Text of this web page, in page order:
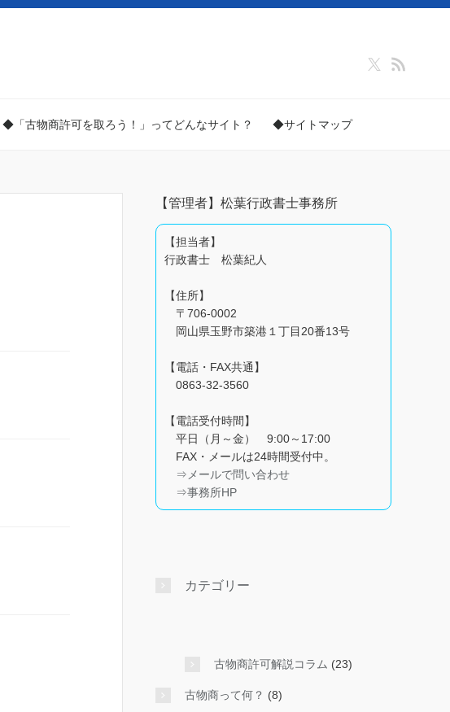
◆「古物商許可を取ろう！」ってどんなサイト？ ◆サイトマップ
【管理者】松葉行政書士事務所
【担当者】
行政書士 松葉紀人
【住所】
〒706-0002
岡山県玉野市築港１丁目20番13号
【電話・FAX共通】
0863-32-3560
【電話受付時間】
平日（月～金） 9:00～17:00
FAX・メールは24時間受付中。
⇒メールで問い合わせ
⇒事務所HP
カテゴリー
古物商許可解説コラム (23)
古物商って何？ (8)